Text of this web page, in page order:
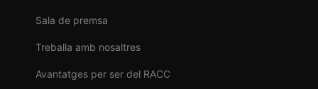
Sala de premsa
Treballa amb nosaltres
Avantatges per ser del RACC